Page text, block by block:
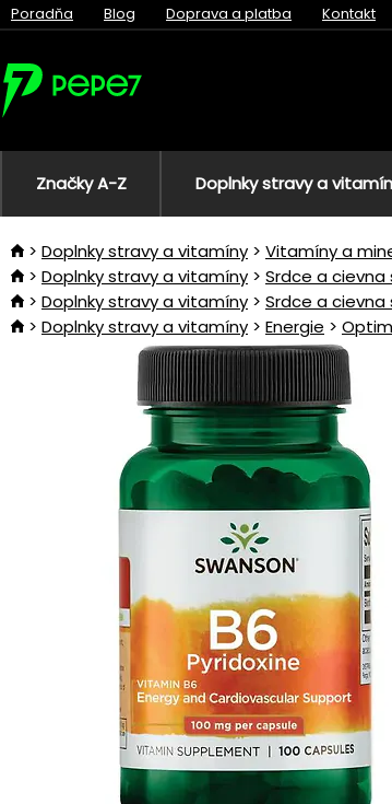
Poradňa Blog Doprava a platba Kontakt
Značky A-Z Doplnky stravy a
Doplnky stravy a vitamíny Vitamíny a
Doplnky stravy a vitamíny
Srdce a
Doplnky stravy a vitamíny
Srdce a
Doplnky stravy a vitamíny
Energie